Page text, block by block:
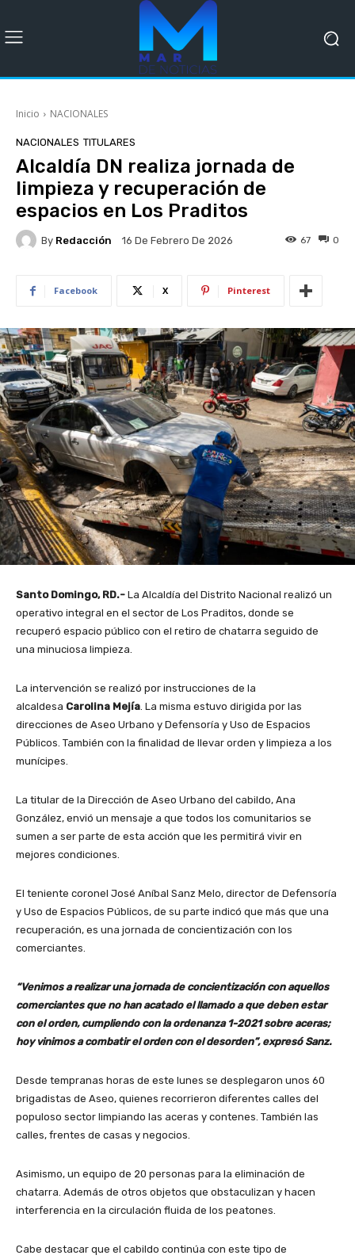
Inicio NACIONALES
NACIONALES TITULARES
Alcaldía DN realiza jornada de
limpieza y recuperación de
espacios en Los Praditos
By Redacción 16 De Febrero De 2026 0
67
Facebook X Pinterest
Santo Domingo, RD.- La Alcaldía del Distrito Nacional realizó un
operativo integral en el sector de Los Praditos, donde se
recuperó espacio público con el retiro de chatarra seguido de
una minuciosa limpieza.
La intervención se realizó por instrucciones de la
alcaldesa Carolina Mejía . La misma estuvo dirigida por las
direcciones de Aseo Urbano y Defensoría y Uso de Espacios
Públicos. También con la finalidad de llevar orden y limpieza a los
munícipes.
La titular de la Dirección de Aseo Urbano del cabildo, Ana
González, envió un mensaje a que todos los comunitarios se
sumen a ser parte de esta acción que les permitirá vivir en
mejores condiciones.
El teniente coronel José Aníbal Sanz Melo, director de Defensoría
y Uso de Espacios Públicos, de su parte indicó que más que una
recuperación, es una jornada de concientización con los
comerciantes.
“Venimos a realizar una jornada de concientización con aquellos
comerciantes que no han acatado el llamado a que deben estar
con el orden, cumpliendo con la ordenanza 1-2021 sobre aceras;
hoy vinimos a combatir el orden con el desorden”, expresó Sanz.
Desde tempranas horas de este lunes se desplegaron unos 60
brigadistas de Aseo, quienes recorrieron diferentes calles del
populoso sector limpiando las aceras y contenes. También las
calles, frentes de casas y negocios.
Asimismo, un equipo de 20 personas para la eliminación de
chatarra. Además de otros objetos que obstaculizan y hacen
interferencia en la circulación fluida de los peatones.
Cabe destacar que el cabildo continúa con este tipo de